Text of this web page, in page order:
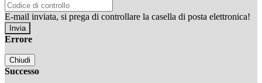
E-mail inviata, si prega di controllare la casella di posta elettronica!
Errore
Chiudi
Successo